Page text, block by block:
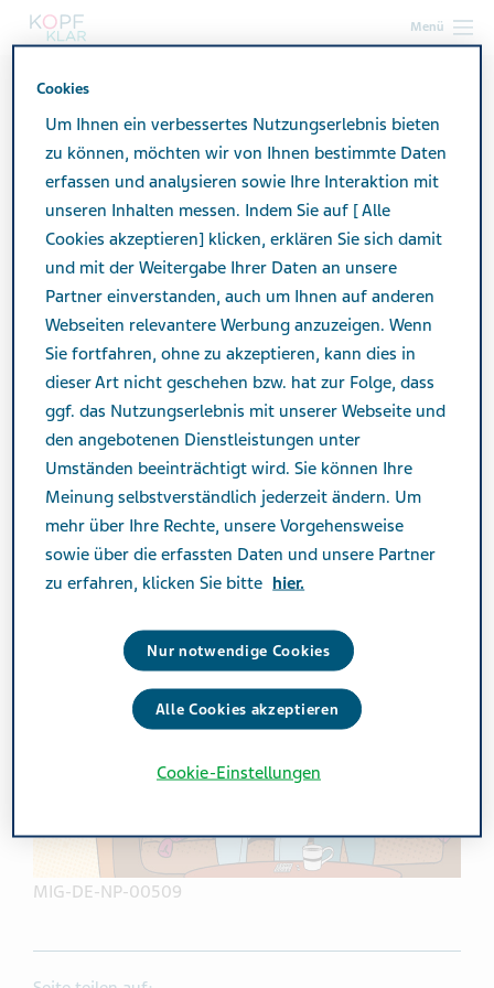
Menü
kopf-klar.de
Introvideo: Migräne – und was ich wissen sollte
Introvideo: Migräne – und
was ich wissen sollte
In diesem Video berichtet Klara von dem Moment, in
dem sie erstmals den Verdacht hegt, dass ihre
wiederkehrenden Beschwerden auf Migräne
zurückzuführen sein könnten. Dieser Verdacht führt sie
dazu, neurologische Hilfe in Anspruch zu nehmen – ein
bedeutender erster Schritt auf ihrem Weg, ihre
gesundheitliche Situation besser zu verstehen und aktiv
zu verändern.
MIG-DE-NP-00509
Cookies
Um Ihnen ein verbessertes Nutzungserlebnis bieten
zu können, möchten wir von Ihnen bestimmte Daten
erfassen und analysieren sowie Ihre Interaktion mit
unseren Inhalten messen. Indem Sie auf [ Alle
Cookies akzeptieren] klicken, erklären Sie sich damit
und mit der Weitergabe Ihrer Daten an unsere
Partner einverstanden, auch um Ihnen auf anderen
Webseiten relevantere Werbung anzuzeigen. Wenn
Sie fortfahren, ohne zu akzeptieren, kann dies in
dieser Art nicht geschehen bzw. hat zur Folge, dass
ggf. das Nutzungserlebnis mit unserer Webseite und
den angebotenen Dienstleistungen unter
Umständen beeinträchtigt wird. Sie können Ihre
Meinung selbstverständlich jederzeit ändern. Um
mehr über Ihre Rechte, unsere Vorgehensweise
sowie über die erfassten Daten und unsere Partner
zu erfahren, klicken Sie bitte hier.
Nur notwendige Cookies
Alle Cookies akzeptieren
Cookie-Einstellungen